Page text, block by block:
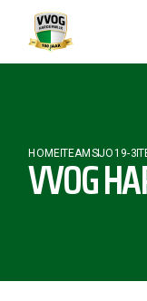
HOMETEAMSJO19-3
VVOG